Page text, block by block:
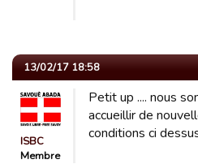
13/02/17 18:58
ISBC
Membre
Petit up .... nous
accueillir de
conditions ci